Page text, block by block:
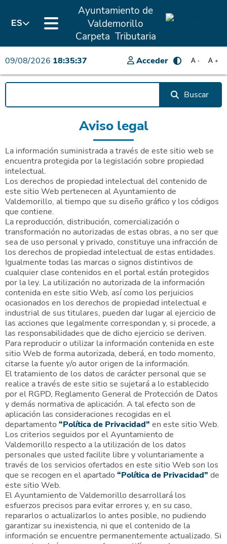
ES
Ayuntamiento de
Valdemorillo
Carpeta Tributaria
09/08/2026 18:35:37 Acceder A +
A -
Buscar
Aviso legal
La información suministrada a través de este sitio web se
encuentra protegida por la legislación sobre propiedad
intelectual.
Los derechos de propiedad intelectual del contenido de
este sitio Web pertenecen al Ayuntamiento de
Valdemorillo, al tiempo que su diseño gráfico y los códigos
que contiene.
La reproducción, distribución, comercialización o
transformación no autorizadas de estas obras, a no ser que
sea de uso personal y privado, constituye una infracción de
los derechos de propiedad intelectual de estas entidades.
Igualmente todas las marcas o signos distintivos de
cualquier clase contenidos en el portal están protegidos
por la ley. La utilización no autorizada de la información
contenida en este sitio Web, así como los perjuicios
ocasionados en los derechos de propiedad intelectual e
industrial de sus titulares, pueden dar lugar al ejercicio de
las acciones que legalmente correspondan y, si procede, a
las responsabilidades que de dicho ejercicio se deriven.
Para reproducir o utilizar la información contenida en este
sitio Web de forma autorizada, deberá, en todo momento,
citarse la fuente y/o autor origen de la información.
El tratamiento de los datos de carácter personal que se
realice a través de este sitio se sujetará a lo establecido
por el RGPD, Reglamento General de Protección de Datos
y demás normativa de aplicación. A tal efecto son de
aplicación las consideraciones recogidas en el
departamento “Política de Privacidad” en este sitio Web.
Los criterios seguidos por el Ayuntamiento de
Valdemorillo respecto a la utilización de los datos
personales que usted facilite libre y voluntariamente a
través de los servicios ofertados en este sitio Web son los
que se recogen en el apartado “Política de Privacidad” de
este sitio Web.
El Ayuntamiento de Valdemorillo desarrollará los
esfuerzos precisos para evitar errores y, en su caso,
repararlos o actualizarlos lo antes posible, no pudiendo
garantizar su inexistencia, ni que el contenido de la
información se encuentre permanentemente actualizado. Si